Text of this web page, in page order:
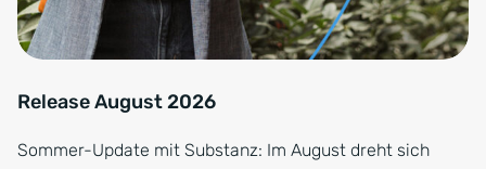
Release August 2026
Sommer-Update mit Substanz: Im August dreht sich